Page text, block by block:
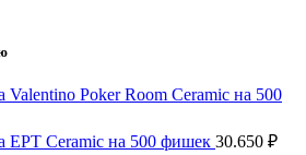
Valentino Poker Room Ceramic на 500
EPT Ceramic на 500 фишек 30.650 ₽